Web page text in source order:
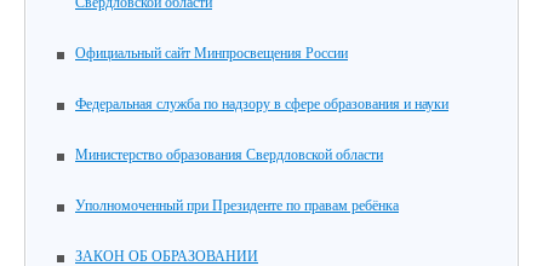
Официальный сайт Минпросвещения России
Федеральная служба по надзору в сфере образования и науки
Министерство образования Свердловской области
Уполномоченный при Президенте по правам ребёнка
ЗАКОН ОБ ОБРАЗОВАНИИ